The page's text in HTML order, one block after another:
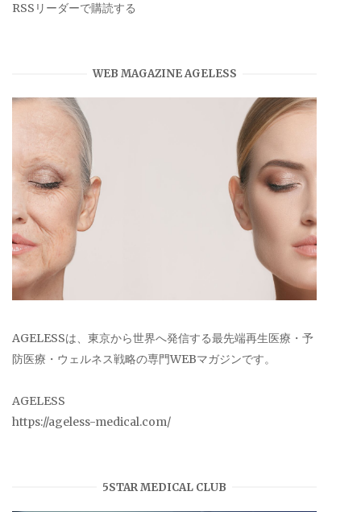
RSSリーダーで購読する
WEB MAGAZINE AGELESS
AGELESSは、東京から世界へ発信する最先端再生医療・予
防医療・ウェルネス戦略の専門WEBマガジンです。
AGELESS
https://ageless-medical.com/
5STAR MEDICAL CLUB